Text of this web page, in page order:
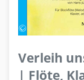
Verleih
| Flöte,